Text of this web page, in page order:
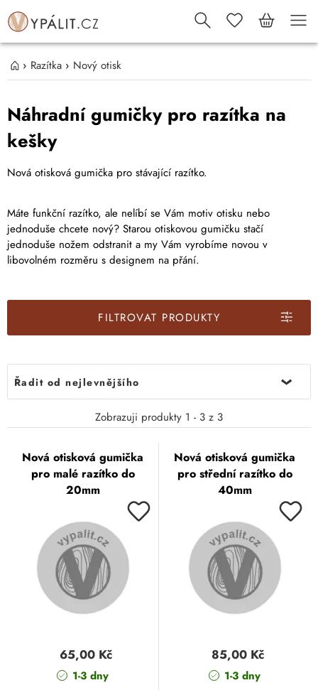
› Razítka › Nový otisk
Náhradní gumičky pro razítka na
kešky
Nová otisková gumička pro stávající razítko.
Máte funkční razítko, ale nelíbí se Vám motiv otisku nebo
jednoduše chcete nový? Starou otiskovou gumičku stačí
jednoduše nožem odstranit a my Vám vyrobíme novou v
libovolném rozměru s designem na přání.
FILTROVAT PRODUKTY
Řadit od nejlevnějšího
Zobrazuji produkty 1 - 3 z 3
Nová otisková gumička
pro malé razítko do
20mm
65,00 Kč
1-3 dny
Nová otisková gumička
pro střední razítko do
40mm
85,00 Kč
1-3 dny